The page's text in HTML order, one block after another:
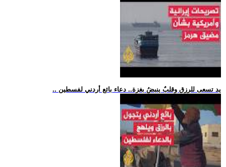
.. يد تسعى للرزق وقلبٌ ينبضُ بغزة.. دعاء بائع أردني لفسطين